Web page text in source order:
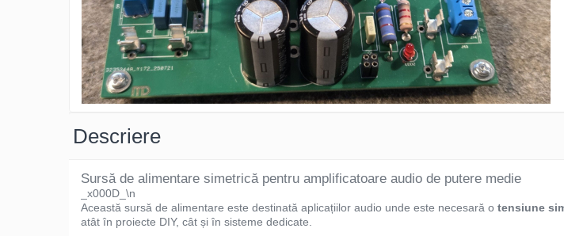
Osciloscoape AXIOMET
Osciloscoape B&K PRECISION
Osciloscoape FLUKE
Osciloscoape GW INSTEK
Osciloscoape HANTEK
Osciloscoape OWON
Osciloscoape Peaktech
Osciloscoape ROHDE & SCHWARZ
Descriere
Sursă de alimentare simetrică pentru amplificatoare audio de putere medie
_x000D_\n
Această sursă de alimentare este destinată aplicațiilor audio unde este necesară o tensiune
atât în proiecte DIY, cât și în sisteme dedicate.